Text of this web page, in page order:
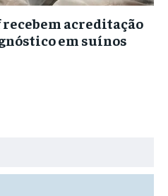
acreditação
em suínos